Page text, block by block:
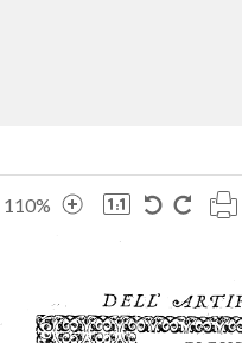
110%